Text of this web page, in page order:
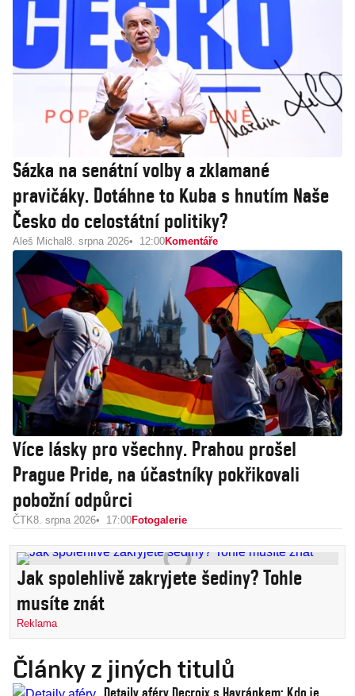
Sázka na senátní volby a zklamané
pravičáky. Dotáhne to Kuba s hnutím Naše
Česko do celostátní politiky?
Aleš Michal 8. srpna 2026 12:00Komentáře
Více lásky pro všechny. Prahou prošel
Prague Pride, na účastníky pokřikovali
pobožní odpůrci
ČTK8. srpna 2026 17:00Fotogalerie
Jak spolehlivě zakryjete šediny? Tohle
musíte znát
Reklama
Články z jiných titulů
Detaily aféry Decroix s Havránkem: Kdo je